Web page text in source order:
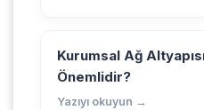
Kurumsal Ağ
Önemlidir?
Yazıyı okuyun →